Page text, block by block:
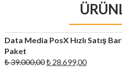
Data Media PosX Hızlı Satış
Paket
₺39.000,00Orijinal
₺28.699,00Şu